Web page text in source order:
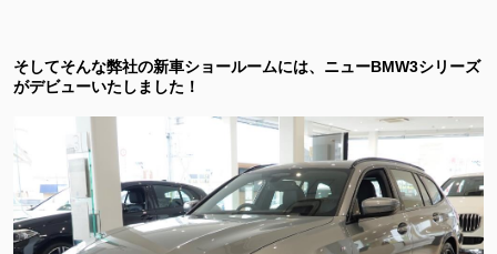
そしてそんな弊社の新車ショールームには、ニューBMW3シリーズ
がデビューいたしました！